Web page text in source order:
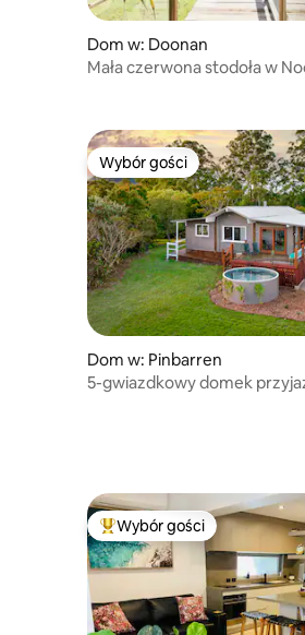
Dom w: Doonan
Mała czerwona stodoła w
Wybór gości
Wybór gości
Dom w: Pinbarren
5-gwiazdkowy domek
Najpopularniejsze z kategorii
Wybór gości